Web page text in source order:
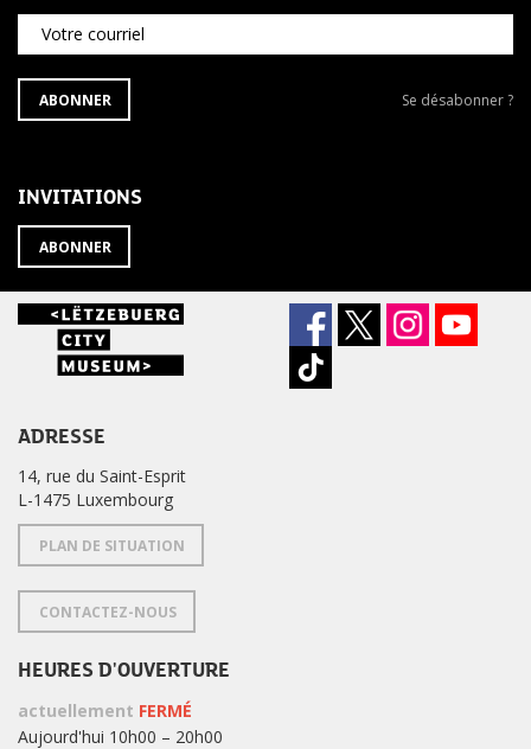
Votre courriel
S'ABONNER
À
ABONNER
Se
Se désabonner ?
INVITATIONS
ABONNER
ADRESSE
14, rue du Saint-Esprit
L-1475 Luxembourg
PLAN DE SITUATION
CONTACTEZ-NOUS
HEURES D'OUVERTURE
actuellement FERMÉ
Aujourd'hui 10h00 – 20h00